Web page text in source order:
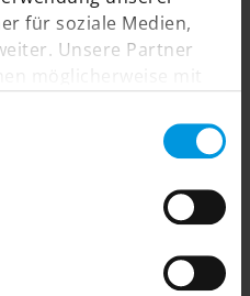
für soziale Medien,
Unsere Partner
möglicherweise mit
die sie im Rahmen Ihrer
haben.
Altersprüfung